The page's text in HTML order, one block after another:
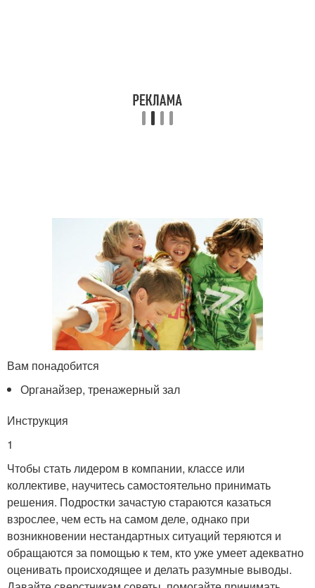
Вам понадобится
Органайзер, тренажерный зал
Инструкция
1
Чтобы стать лидером в компании, классе или
коллективе, научитесь самостоятельно принимать
решения. Подростки зачастую стараются казаться
взрослее, чем есть на самом деле, однако при
возникновении нестандартных ситуаций теряются и
обращаются за помощью к тем, кто уже умеет адекватно
оценивать происходящее и делать разумные выводы.